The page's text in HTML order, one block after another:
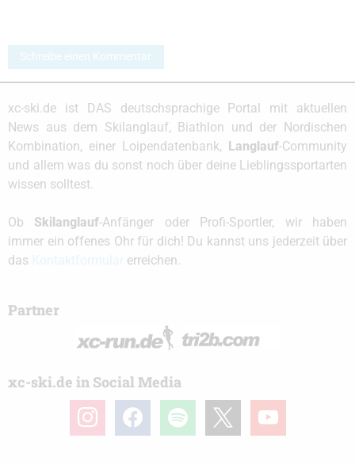
Schreibe einen Kommentar
xc-ski.de ist DAS deutschsprachige Portal mit aktuellen
News aus dem Skilanglauf, Biathlon und der Nordischen
Kombination, einer Loipendatenbank, Langlauf-Community
und allem was du sonst noch über deine Lieblingssportarten
wissen solltest.
Ob Skilanglauf-Anfänger oder Profi-Sportler, wir haben
immer ein offenes Ohr für dich! Du kannst uns jederzeit über
das
erreichen.
Partner
xc-ski.de in Social Media
instagramfacebook spotify youtube